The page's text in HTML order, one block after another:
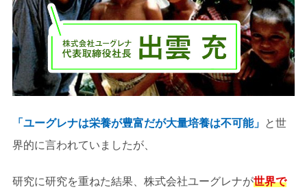
「ユーグレナは栄養が豊富だが大量培養は不可能」 と世
界的に言われていましたが、
研究に研究を重ねた結果、株式会社ユーグレナが世界で